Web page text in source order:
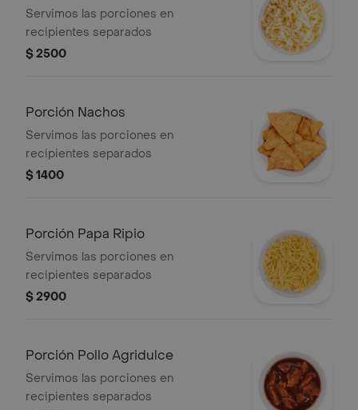
Servimos las porciones en
recipientes separados
$ 2500
Porción Nachos
Servimos las porciones en
recipientes separados
$ 1400
Porción Papa Ripio
Servimos las porciones en
recipientes separados
$ 2900
Porción Pollo Agridulce
Servimos las porciones en
recipientes separados